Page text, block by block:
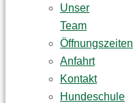
Unser
Team
Öffnungszeiten
Anfahrt
Kontakt
Hundeschule